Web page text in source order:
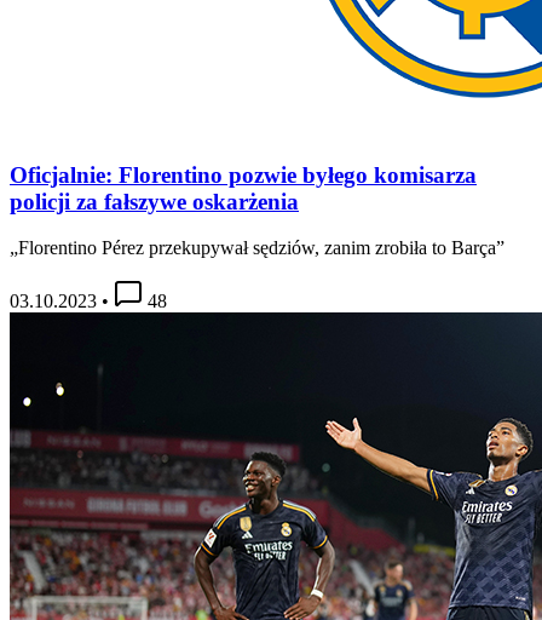
Oficjalnie: Florentino pozwie byłego komisarza
policji za fałszywe oskarżenia
„Florentino Pérez przekupywał sędziów, zanim zrobiła to Barça”
03.10.2023 • 48